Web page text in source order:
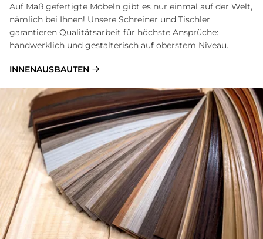
Auf Maß gefertigte Möbeln gibt es nur einmal auf der Welt,
nämlich bei Ihnen! Unsere Schreiner und Tischler
garantieren Qualitätsarbeit für höchste Ansprüche:
handwerklich und gestalterisch auf oberstem Niveau.
INNENAUSBAUTEN